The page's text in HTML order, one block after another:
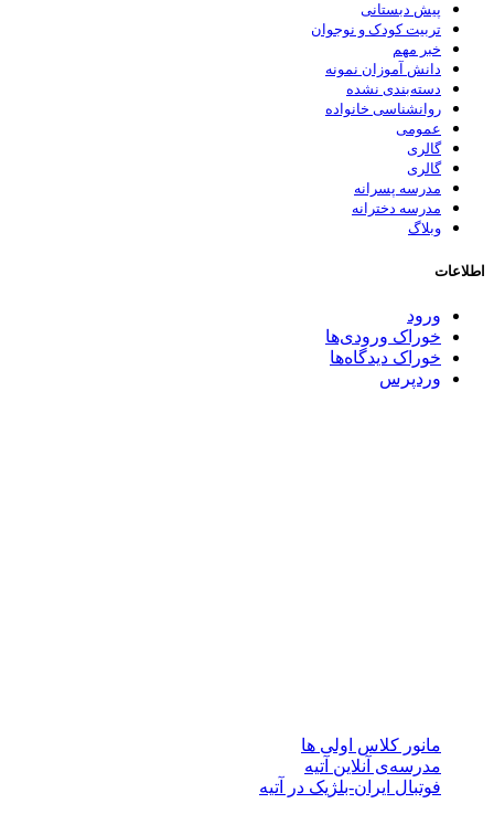
پیش دبستانی
تربیت کودک و نوجوان
خبر مهم
دانش آموزان نمونه
دسته‌بندی نشده
روانشناسی خانواده
عمومی
گالری
گالری
مدرسه پسرانه
مدرسه دخترانه
وبلاگ
اطلاعات
ورود
خوراک ورودی‌ها
خوراک دیدگاه‌ها
وردپرس
مانور کلاس اولی ها
مدرسه‌ی آنلاین آتیه
فوتبال ایران-بلژیک در آتیه